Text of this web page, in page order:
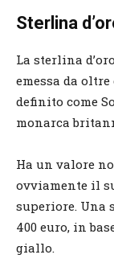
Sterlina
La sterlina
emessa da
definito come
monarca
Ha un valore
ovviamente il
superiore. Una
400 euro, in
giallo.